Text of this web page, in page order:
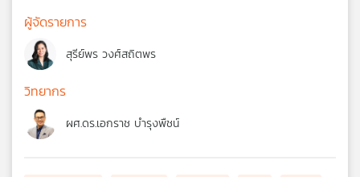
ผู้จัดรายการ
สุรีย์พร วงศ์สถิตพร
วิทยากร
ผศ.ดร.เอกราช บำรุงพืชน์